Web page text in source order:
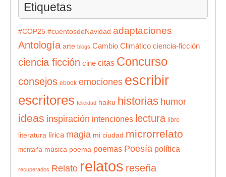
Etiquetas
#COP25 #cuentosdeNavidad adaptaciones
Antología arte blogs Cambio Climático ciencia-ficción
ciencia ficción cine citas Concurso
consejos ebook emociones escribir
escritores felicidad haiku historias humor
ideas inspiración intenciones lectura libro
literatura lírica magia mi ciudad microrrelato
montaña música poema poemas Poesía política
recuperados Relato relatos reseña